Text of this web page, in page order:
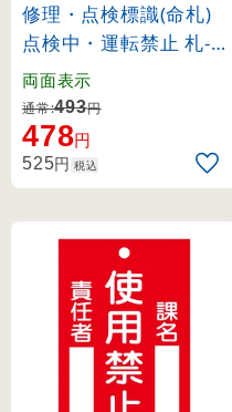
修理・点検標識(命札)
点検中・運転禁止 札-2
15 (85215)
両面表示
通常:493円
478円
525円 税込